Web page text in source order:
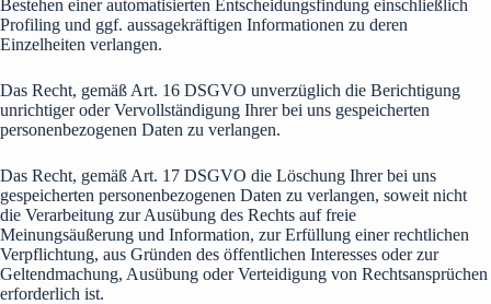
Bestehen einer automatisierten Entscheidungsfindung einschließlich
Profiling und ggf. aussagekräftigen Informationen zu deren
Einzelheiten verlangen.
Das Recht, gemäß Art. 16 DSGVO unverzüglich die Berichtigung
unrichtiger oder Vervollständigung Ihrer bei uns gespeicherten
personenbezogenen Daten zu verlangen.
Das Recht, gemäß Art. 17 DSGVO die Löschung Ihrer bei uns
gespeicherten personenbezogenen Daten zu verlangen, soweit nicht
die Verarbeitung zur Ausübung des Rechts auf freie
Meinungsäußerung und Information, zur Erfüllung einer rechtlichen
Verpflichtung, aus Gründen des öffentlichen Interesses oder zur
Geltendmachung, Ausübung oder Verteidigung von Rechtsansprüchen
erforderlich ist.